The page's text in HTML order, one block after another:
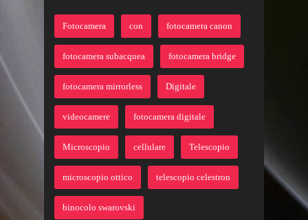
Fotocamera con fotocamera canon
fotocamera subacquea fotocamera bridge
fotocamera mirrorless Digitale
videocamere fotocamera digitale
Microscopio cellulare Telescopio
microscopio ottico telescopio celestron
binocolo swarovski